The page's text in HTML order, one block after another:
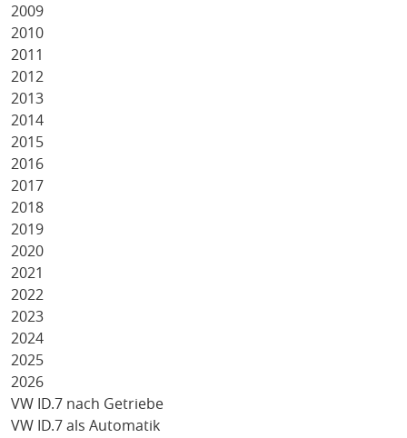
2009
2010
2011
2012
2013
2014
2015
2016
2017
2018
2019
2020
2021
2022
2023
2024
2025
2026
VW ID.7 nach Getriebe
VW ID.7 als Automatik